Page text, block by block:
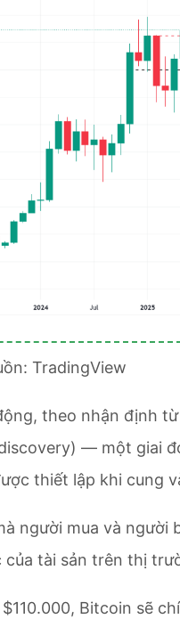
TradingView
theo nhận định
— một giai
thiết lập khi cung
người mua và
tài sản trên thị
Bitcoin sẽ